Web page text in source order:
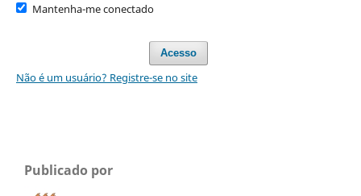
Mantenha-me conectado
Acesso
Não é um usuário? Registre-se no site
Publicado por